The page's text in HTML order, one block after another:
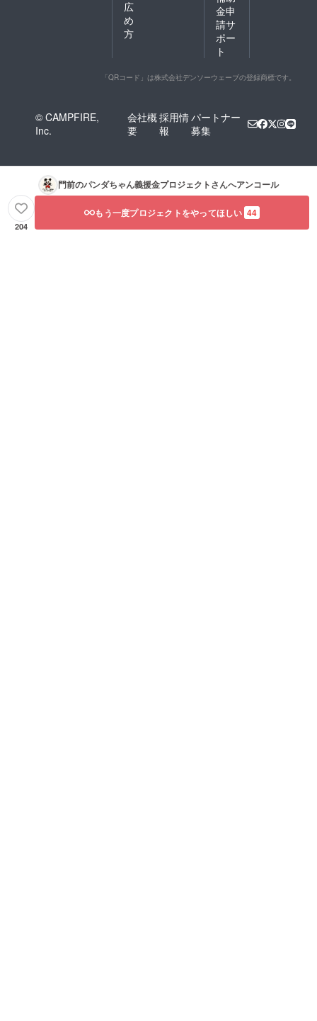
広
め
方
金申
請サ
ポー
ト
「QRコード」は株式会社デンソーウェーブの登録商標です。
© CAMPFIRE,
Inc.
会社概
要
採用情
報
パートナー
募集
門前のパンダちゃん義援金プロジェクトさんへアンコール
204
もう一度プロジェクトをやってほしい 44